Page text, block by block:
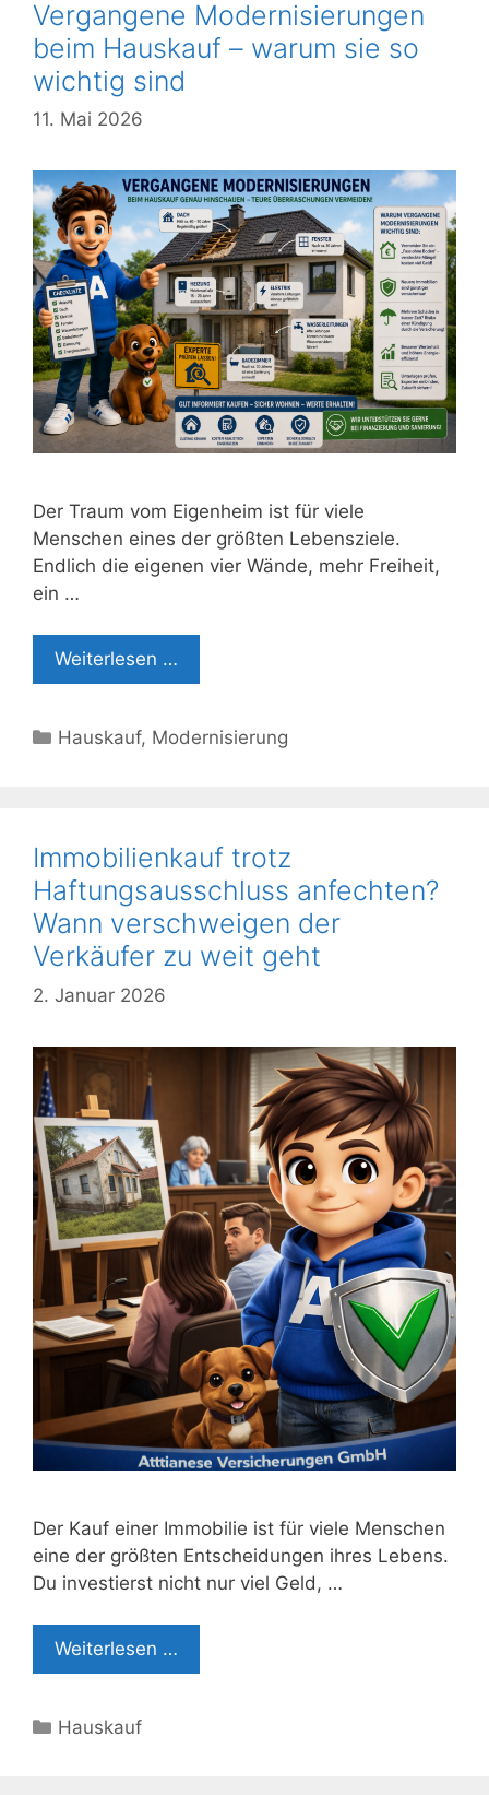
Vergangene Modernisierungen
beim Hauskauf – warum sie so
wichtig sind
11. Mai 2026
Der Traum vom Eigenheim ist für viele
Menschen eines der größten Lebensziele.
Endlich die eigenen vier Wände, mehr Freiheit,
ein …
Weiterlesen …
Kategorien
Hauskauf, Modernisierung
Immobilienkauf trotz
Haftungsausschluss anfechten?
Wann verschweigen der
Verkäufer zu weit geht
2. Januar 2026
Der Kauf einer Immobilie ist für viele Menschen
eine der größten Entscheidungen ihres Lebens.
Du investierst nicht nur viel Geld, …
Weiterlesen …
Kategorien
Hauskauf